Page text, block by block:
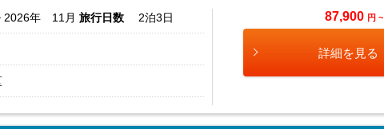
2026年 11月 旅行日数 2泊3日 87,900 円 ~
詳細を見る